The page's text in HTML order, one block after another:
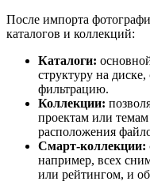
После импорта
каталогов и коллекций:
Каталоги:
структуру на
фильтрацию.
Коллекции:
проектам или
расположения
Смарт-коллекции:
например, всех
или рейтингом, и